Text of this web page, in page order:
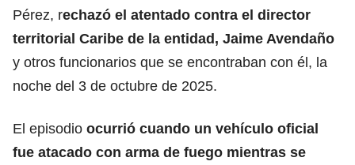
Pérez, rechazó el atentado contra el director
territorial Caribe de la entidad, Jaime Avendaño
y otros funcionarios que se encontraban con él, la
noche del 3 de octubre de 2025.
El episodio ocurrió cuando un vehículo oficial
fue atacado con arma de fuego mientras se